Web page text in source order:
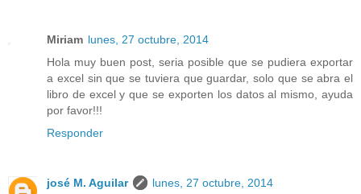
Miriam lunes, 27 octubre, 2014
Hola muy buen post, seria posible que se pudiera exportar
a excel sin que se tuviera que guardar, solo que se abra el
libro de excel y que se exporten los datos al mismo, ayuda
por favor!!!
Responder
josé M. Aguilar
lunes, 27 octubre, 2014